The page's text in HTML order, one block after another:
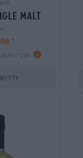
malt
/ LTR